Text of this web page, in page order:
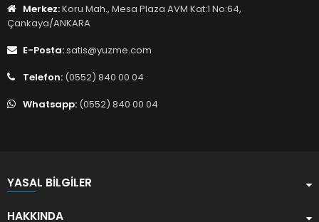
Merkez:Koru Mah., Mesa Plaza AVM Kat:1 No:64,
Çankaya/ANKARA
E-Posta:satis@yuzme.com
Telefon: (0552) 840 00 04
Whatsapp: (0552) 840 00 04
YASAL BILGILER
HAKKINDA